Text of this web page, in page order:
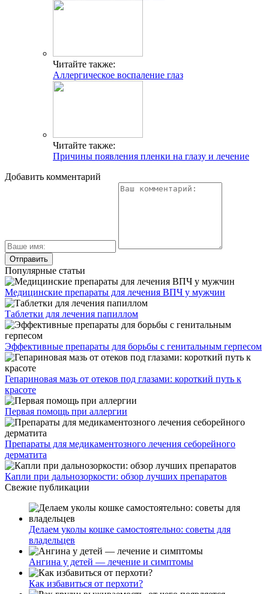
Читайте также:
Аллергическое воспаление глаз
Читайте также:
Причины появления пленки на глазу и лечение
Добавить комментарий
Популярные статьи
Медицинские препараты для лечения ВПЧ у мужчин
Таблетки для лечения папиллом
Эффективные препараты для борьбы с генитальным герпесом
Гепариновая мазь от отеков под глазами: короткий путь к
красоте
Первая помощь при аллергии
Препараты для медикаментозного лечения себорейного
дерматита
Капли при дальнозоркости: обзор лучших препаратов
Свежие публикации
Делаем уколы кошке самостоятельно: советы для
владельцев
Ангина у детей — лечение и симптомы
Как избавиться от перхоти?